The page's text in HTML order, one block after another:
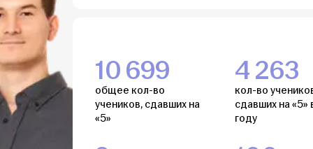
10 699
общее кол-во
учеников, сдавших на
«5»
4 263
кол-во
сдавших на «5»
году